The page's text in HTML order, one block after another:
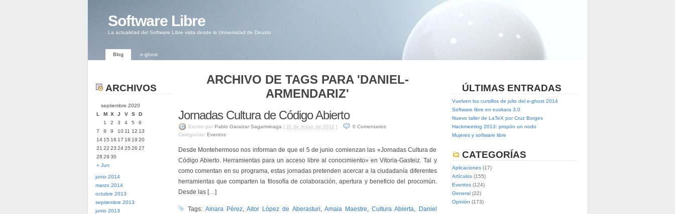
Software Libre
La actualidad del Software Libre vista desde la Universidad de Deusto
Blog e-ghost
ARCHIVOS
septiembre 2020
L
M X J V S D
« Jun
1 2 3 4 5
6
7
8 9 10 11 12 13
14 15 16 17 18 19 20
21 22 23 24 25 26 27
28 29 30
junio 2014
marzo 2014
octubre 2013
septiembre 2013
junio 2013
ARCHIVO DE TAGS PARA 'DANIEL-
ARMENDARIZ'
Jornadas Cultura de Código Abierto
Escrito por Pablo Garaizar Sagarminaga | 31 de mayo de 2012 | 0 Comentarios
Categorías: Eventos
Desde Montehermoso nos informan de que el 5 de junio comienzan las «Jornadas Cultura de
Código Abierto. Herramientas para un acceso libre al conocimiento» en Vitoria-Gasteiz. Tal y
como comentan en su programa, estas jornadas pretenden acercar a la ciudadanía diferentes
herramientas que comparten la filosofía de colaboración, apertura y beneficio del procomún.
Desde las […]
Tags: Ainara Pérez, Aitor López de Aberasturi, Amaia Maestre,Cultura Abierta,
Daniel
ÚLTIMAS ENTRADAS
Vuelven los cursillos de julio del e-ghost 2014
Software libre en euskara 3.0
Nuevo taller de LaTeX por Cruz Borges
Hackmeeting 2013: propón un nodo
Mujeres y software libre
CATEGORÍAS
Aplicaciones(17)
Artículos(155)
Eventos(124)
General(22)
Opinión (173)